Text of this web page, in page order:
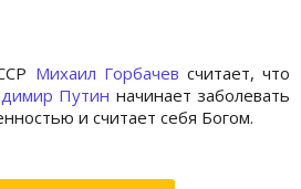
Михаил Горбачев считает, что
Путин начинает заболевать
и считает себя Богом.